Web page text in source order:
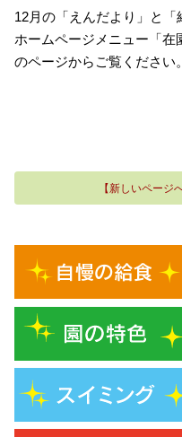
・アクセス
入園案内
12月の「えんだより」と「
ホームページメニュー「在
のページからご覧ください。
【新しいページへ